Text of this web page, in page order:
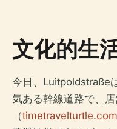
文化的生
今日、Luitpoldstraße
気ある幹線道路で、
（timetravelturtle.com